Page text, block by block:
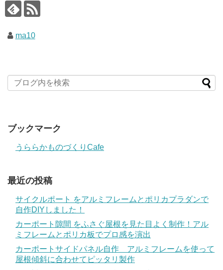
ma10
ブックマーク
うららかものづくりCafe
最近の投稿
サイクルポート をアルミフレームとポリカプラダンで
自作DIYしました！
カーポート隙間 をふさぐ屋根を見た目よく制作！アル
ミフレームとポリカ板でプロ感を演出
カーポートサイドパネル自作 アルミフレームを使って
屋根傾斜に合わせてピッタリ製作